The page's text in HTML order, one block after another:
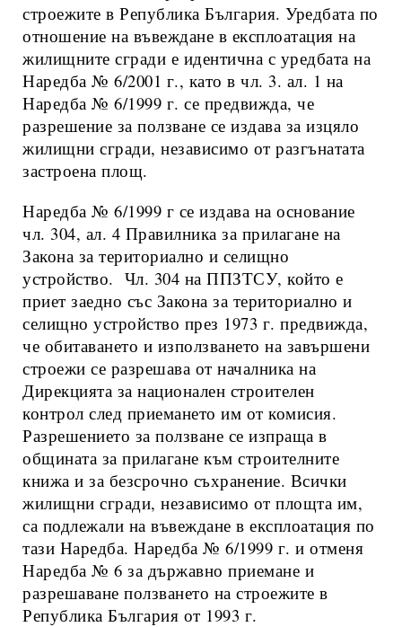
строежите в Република България. Уредбата по
отношение на въвеждане в експлоатация на
жилищните сгради е идентична с уредбата на
Наредба № 6/2001 г., като в чл. 3. ал. 1 на
Наредба № 6/1999 г. се предвижда, че
разрешение за ползване се издава за изцяло
жилищни сгради, независимо от разгънатата
застроена площ.
Наредба № 6/1999 г се издава на основание
чл. 304, ал. 4 Правилника за прилагане на
Закона за териториално и селищно
устройство. Чл. 304 на ППЗТСУ, който е
приет заедно със Закона за териториално и
селищно устройство през 1973 г. предвижда,
че обитаването и използването на завършени
строежи се разрешава от началника на
Дирекцията за национален строителен
контрол след приемането им от комисия.
Разрешението за ползване се изпраща в
общината за прилагане към строителните
книжа и за безсрочно съхранение. Всички
жилищни сгради, независимо от площта им,
са подлежали на въвеждане в експлоатация по
тази Наредба. Наредба № 6/1999 г. и отменя
Наредба № 6 за държавно приемане и
разрешаване ползването на строежите в
Република България от 1993 г.